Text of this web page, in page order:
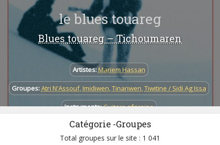
le blues touareg
Blues touareg – Tichoumaren
Artistes:Mariem Hassan
Groupes:Atri N'Assouf,Imidiwen,Tinariwen,Tiwitine / Sidi Ag Issa
Instruments:Guitare africaine
Burkina Faso,Libye Mali,Mauritanie
Catégorie -Groupes
Total groupes sur le site : 1 041